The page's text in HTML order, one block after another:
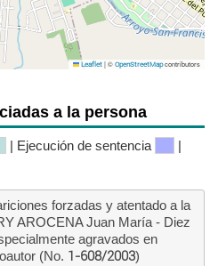
Leaflet |© OpenStreetMapcontributors
a la persona
| Ejecución de sentencia
|
forzadas y atentado a la
AROCENA Juan María - Diez
agravados en
(No. 1-608/2003)